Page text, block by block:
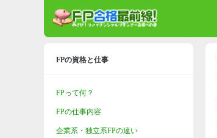
FPの資格と仕事
FPって何？
FPの仕事内容
企業系・独立系FPの違い